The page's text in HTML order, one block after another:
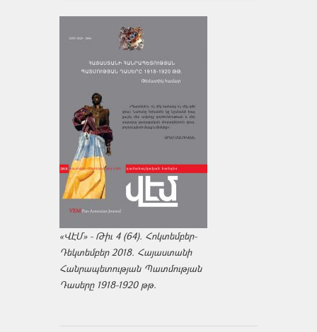
«ՎԷՄ» - Թիւ 4 (64). Հոկտեմբեր-
Դեկտեմբեր 2018. Հայաստանի
Հանրապետության Պատմության
Դասերը 1918-1920 թթ.